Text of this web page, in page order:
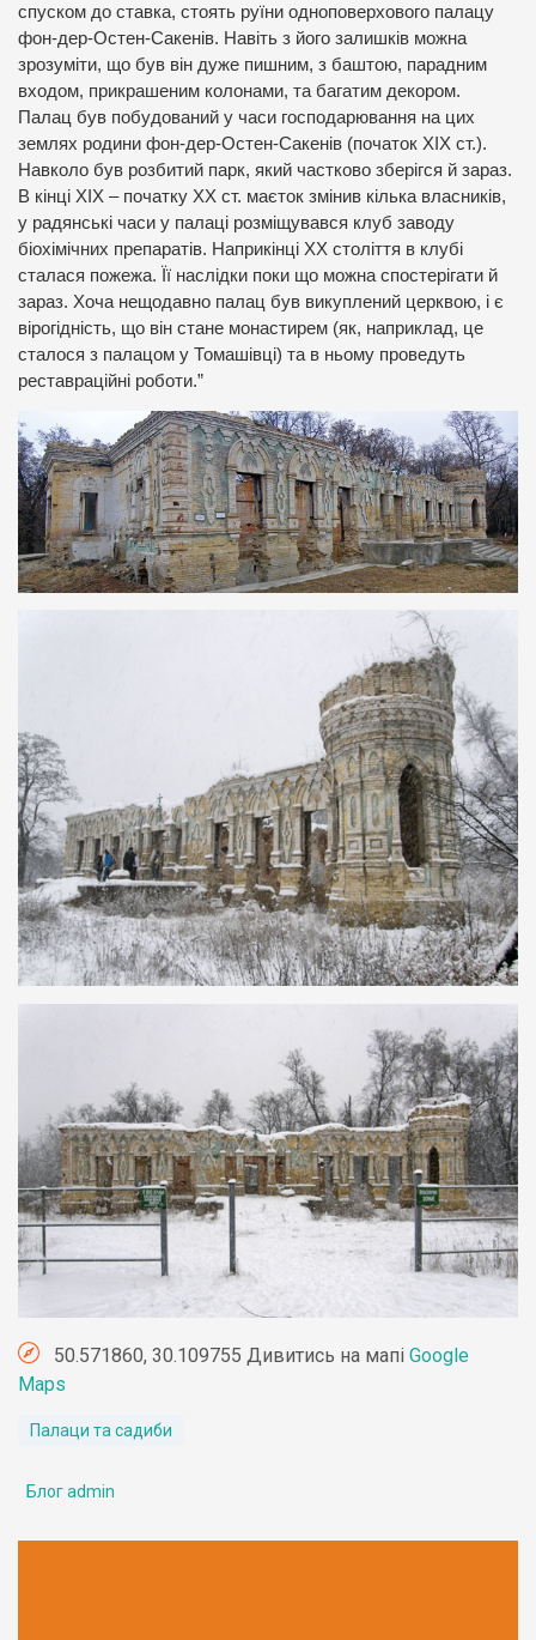
спуском до ставка, стоять руїни одноповерхового палацу
фон-дер-Остен-Сакенів. Навіть з його залишків можна
зрозуміти, що був він дуже пишним, з баштою, парадним
входом, прикрашеним колонами, та багатим декором.
Палац був побудований у часи господарювання на цих
землях родини фон-дер-Остен-Сакенів (початок ХІХ ст.).
Навколо був розбитий парк, який частково зберігся й зараз.
В кінці ХІХ – початку ХХ ст. маєток змінив кілька власників,
у радянські часи у палаці розміщувався клуб заводу
біохімічних препаратів. Наприкінці ХХ століття в клубі
сталася пожежа. Її наслідки поки що можна спостерігати й
зараз. Хоча нещодавно палац був викуплений церквою, і є
вірогідність, що він стане монастирем (як, наприклад, це
сталося з палацом у Томашівці) та в ньому проведуть
реставраційні роботи.”
50.571860, 30.109755 Дивитись на мапі Google
Maps
Палаци та садиби
Блог admin